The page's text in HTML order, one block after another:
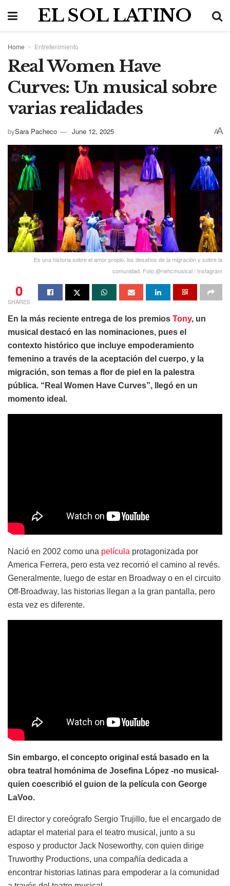
EL SOL LATINO
Home Entretenimiento
Real Women Have
Curves: Un musical sobre
varias realidades
bySara Pacheco June 12, 2025 AA
Es una historia sobre el amor propio, los desafíos de la migración y sobre la
comunidad. Foto @rwhcmusical / Instagram
0
SHARES
En la más reciente entrega de los premios Tony, un
musical destacó en las nominaciones, pues el
contexto histórico que incluye empoderamiento
femenino a través de la aceptación del cuerpo, y la
migración, son temas a flor de piel en la palestra
pública. “Real Women Have Curves”, llegó en un
momento ideal.
Nació en 2002 como una película protagonizada por
America Ferrera, pero esta vez recorrió el camino al revés.
Generalmente, luego de estar en Broadway o en el circuito
Off-Broadway, las historias llegan a la gran pantalla, pero
esta vez es diferente.
Sin embargo, el concepto original está basado en la
obra teatral homónima de Josefina López -no musical-
quien coescribió el guion de la película con George
LaVoo.
El director y coreógrafo Sergio Trujillo, fue el encargado de
adaptar el material para el teatro musical, junto a su
esposo y productor Jack Noseworthy, con quien dirige
Truworthy Productions, una compañía dedicada a
encontrar historias latinas para empoderar a la comunidad